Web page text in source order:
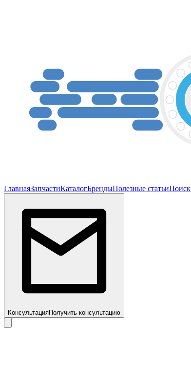
ГлавнаяЗапчастиКаталогБрендыПолезные статьиПоиск
КонсультацияПолучить консультацию